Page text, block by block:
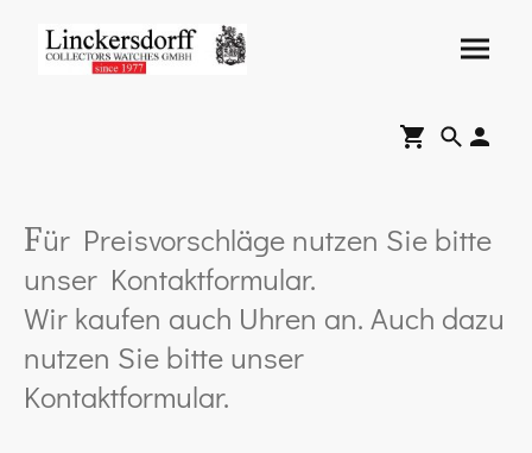
Für Preisvorschläge nutzen Sie bitte
unser Kontaktformular.
Wir kaufen auch Uhren an. Auch dazu
nutzen Sie bitte unser
Kontaktformular.